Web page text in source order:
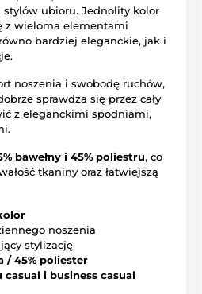
stylów ubioru. Jednolity kolor
z wieloma elementami
bardziej eleganckie, jak i
noszenia i swobodę ruchów,
sprawdza się przez cały
z eleganckimi spodniami,
bawełny i 45% poliestru, co
tkaniny oraz łatwiejszą
noszenia
stylizację
/ 45% poliester
casual i business casual